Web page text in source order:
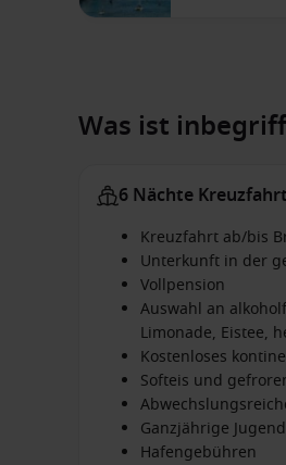
Was ist
6 Nächte Kreuzfahrt
Kreuzfahrt ab/bis
Unterkunft in der
Vollpension
Auswahl an
Limonade, Eistee,
Kostenloses
Softeis und
Ganzjährige
Hafengebühren